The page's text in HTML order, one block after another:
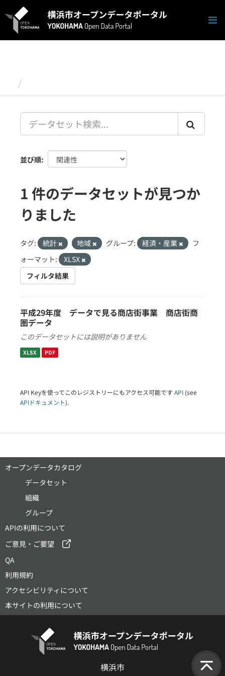
キ
並び順
1 件のデータセットが見つか
りました
タグ: 統計 地域 グループ: 経済・産業
フ
ォーマット:
XLSX
フィルタ結果
平成29年度 データで見る商店街事業 商店街商
圏データ
このデータセットには説明がありません
XLSX PDF
API Keyを使ってこのレジストリーにもアクセス可能です API (see
APIドキュメント).
オープンデータカタログ
データセット
組織
グループ
APIの利用について
ご意見・ご要望
QA
利用規約
アクセシビリティについて
本サイトの利用について
横浜市